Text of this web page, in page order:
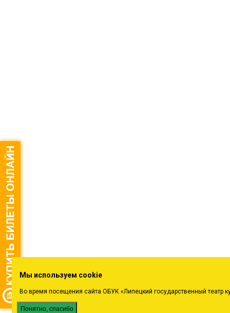
Мы используем cookie
Во время посещения сайта ОБУК «Липецкий государственный
Понятно, спасибо